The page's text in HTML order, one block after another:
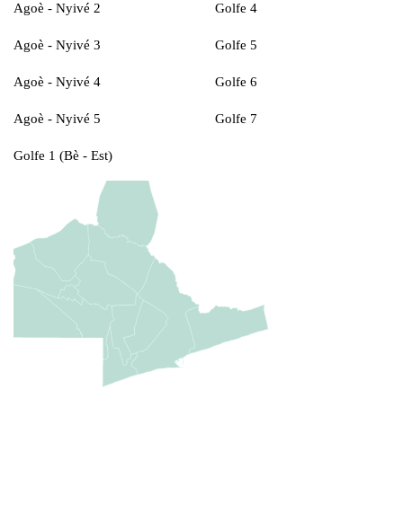
Agoè - Nyivé 2
Agoè - Nyivé 3
Agoè - Nyivé 4
Agoè - Nyivé 5
Golfe 1 (Bè - Est)
Golfe 4
Golfe 5
Golfe 6
Golfe 7